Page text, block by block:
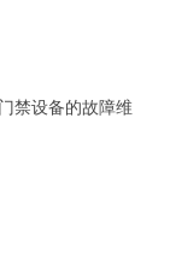
禁设备的故障维